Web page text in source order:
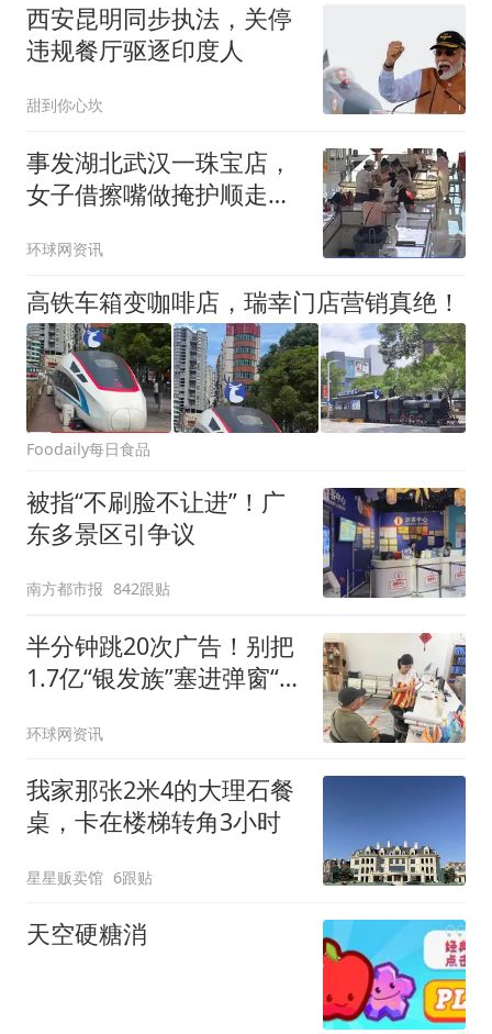
西安昆明同步执法，关停
违规餐厅驱逐印度人
甜到你心坎
事发湖北武汉一珠宝店，
女子借擦嘴做掩护顺走八
是店里的老主顾……民
警：嫌疑人百般抵赖，拒
不承认
环球网资讯
高铁车箱变咖啡店，瑞幸门店营销真绝！
Foodaily每日食品
被指“不刷脸不让进”！广
东多景区引争议
南方都市报 842跟贴
半分钟跳20次广告！别把
1.7亿“银发族”塞进弹窗“陷
环球网资讯
我家那张2米4的大理石餐
桌，卡在楼梯转角3小时
星星贩卖馆 6跟贴
天空硬糖消